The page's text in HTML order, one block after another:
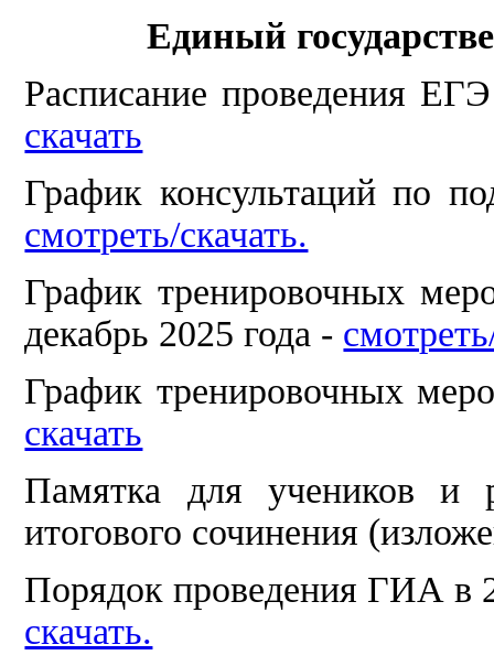
Единый
Расписание проведения
скачать
График консультаций по
смотреть/скачать.
График тренировочных
декабрь 2025 года -
График тренировочных
скачать
Памятка для учеников и
итогового сочинения
Порядок проведения ГИА в
скачать.